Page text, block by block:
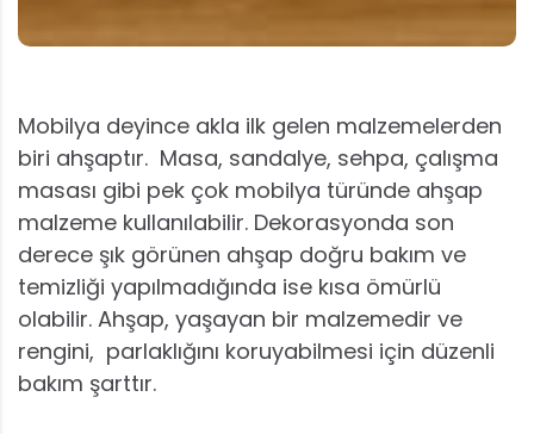
Mobilya deyince akla ilk gelen malzemelerden
biri ahşaptır. Masa, sandalye, sehpa, çalışma
masası gibi pek çok mobilya türünde ahşap
malzeme kullanılabilir. Dekorasyonda son
derece şık görünen ahşap doğru bakım ve
temizliği yapılmadığında ise kısa ömürlü
olabilir. Ahşap, yaşayan bir malzemedir ve
rengini, parlaklığını koruyabilmesi için düzenli
bakım şarttır.